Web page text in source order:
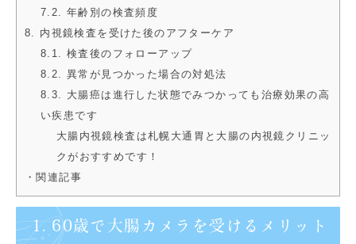
7.2. 年齢別の検査頻度
8. 内視鏡検査を受けた後のアフターケア
8.1. 検査後のフォローアップ
8.2. 異常が見つかった場合の対処法
8.3. 大腸癌は進行した状態でみつかっても治療効果の高
い疾患です
大腸内視鏡検査は札幌大通胃と大腸の内視鏡クリニッ
クがおすすめです！
・関連記事
1. 60歳で大腸カメラを受けるメリット